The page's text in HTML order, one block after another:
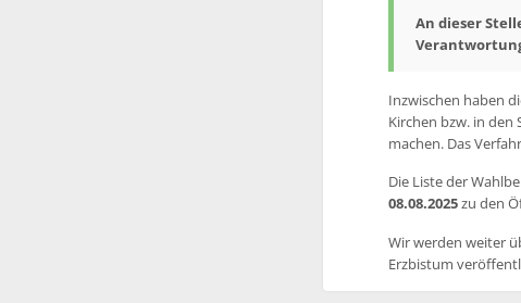
An dieser
Inzwischen haben
Kirchen bzw. in den
machen. Das
Die Liste der
08.08.2025zu den
Wir werden weiter
Erzbistum